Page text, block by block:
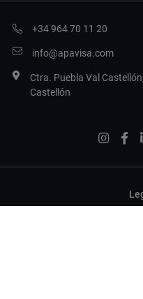
+34 964 70 11 20
info@apavisa.com
Ctra. Puebla Val
Castellón